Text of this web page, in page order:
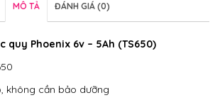
MÔ TẢ ĐÁNH GIÁ (0)
quy Phoenix 6v – 5Ah (TS650)
không cần bảo dưỡng